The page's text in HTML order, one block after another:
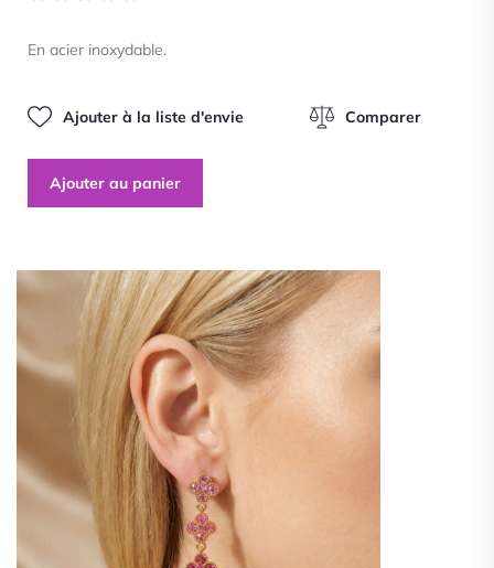
sur
5
En acier inoxydable.
Ajouter à la liste d'envie Comparer
Ajouter au panier